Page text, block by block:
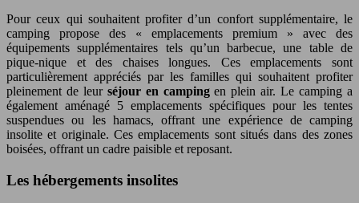
Pour ceux qui souhaitent profiter d’un confort supplémentaire, le
camping propose des « emplacements premium » avec des
équipements supplémentaires tels qu’un barbecue, une table de
pique-nique et des chaises longues. Ces emplacements sont
particulièrement appréciés par les familles qui souhaitent profiter
pleinement de leur séjour en campingen plein air. Le camping a
également aménagé 5 emplacements spécifiques pour les tentes
suspendues ou les hamacs, offrant une expérience de camping
insolite et originale. Ces emplacements sont situés dans des zones
boisées, offrant un cadre paisible et reposant.
Les hébergements insolites